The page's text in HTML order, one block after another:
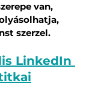
van,
szerzel.
LinkedIn